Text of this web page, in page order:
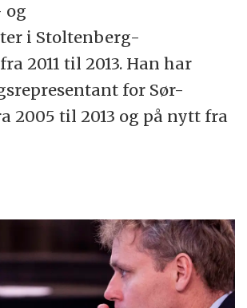
og
i Stoltenberg-
2011 til 2013. Han har
for Sør-
2005 til 2013 og på nytt fra